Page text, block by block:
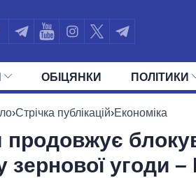
ОБIЦЯНКИ ПОЛIТИКИ
УСІ ПОЛІТИКИ ПРЕЗИДЕНТ І ОФІС
›Стрічка публікацій›Економіка
продовжує
зернової угоди